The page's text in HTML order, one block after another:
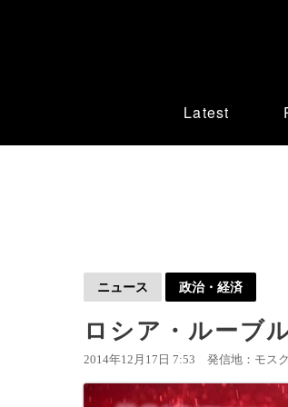
Latest
ニュース 政治・経済
ロシア・ルーブ
2014年12月17日 7:53 発信地：モス